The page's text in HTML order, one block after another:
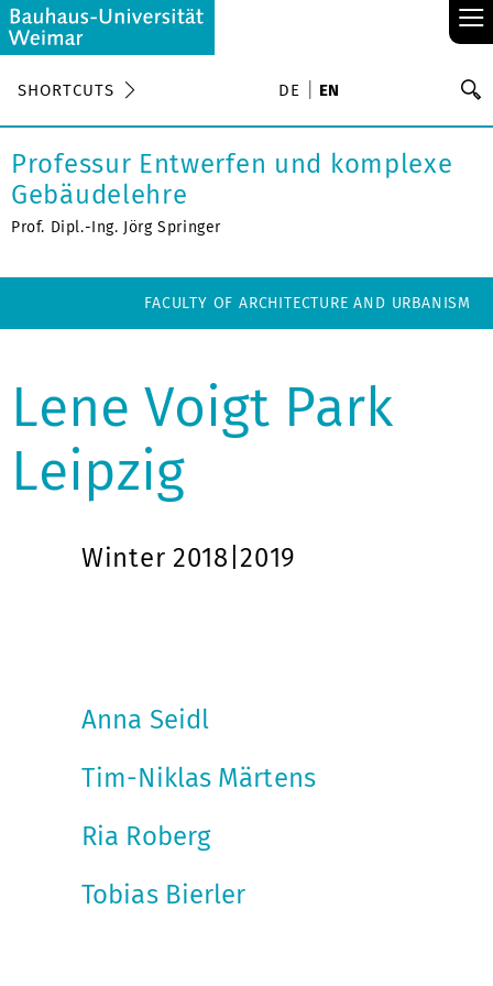
≡
SHORTCUTS DE EN
Professur Entwerfen und komplexe
Gebäudelehre
Prof. Dipl.-Ing. Jörg Springer
FACULTY OF ARCHITECTURE AND URBANISM
Lene Voigt Park
Leipzig
Winter 2018|2019
Anna Seidl
Tim-Niklas Märtens
Ria Roberg
Tobias Bierler